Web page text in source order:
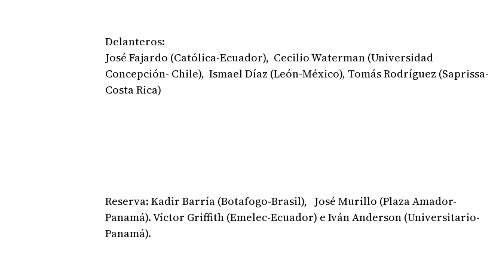
Delanteros:
José Fajardo (Católica-Ecuador), Cecilio Waterman (Universidad
Concepción- Chile), Ismael Díaz (León-México), Tomás Rodríguez (Saprissa-
Costa Rica)
Reserva: Kadir Barría (Botafogo-Brasil), José Murillo (Plaza Amador-
Panamá). Víctor Griffith (Emelec-Ecuador) e Iván Anderson (Universitario-
Panamá).